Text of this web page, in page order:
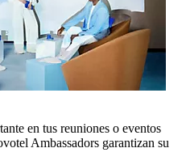
en tus reuniones o eventos
Ambassadors garantizan su